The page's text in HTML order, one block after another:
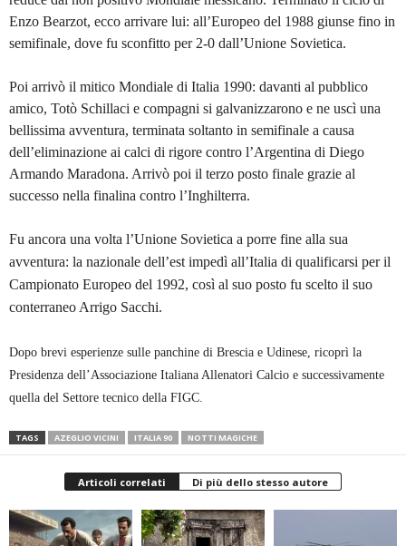
Enzo Bearzot, ecco arrivare lui: all’Europeo del 1988 giunse fino in
semifinale, dove fu sconfitto per 2-0 dall’Unione Sovietica.
Poi arrivò il mitico Mondiale di Italia 1990: davanti al pubblico
amico, Totò Schillaci e compagni si galvanizzarono e ne uscì una
bellissima avventura, terminata soltanto in semifinale a causa
dell’eliminazione ai calci di rigore contro l’Argentina di Diego
Armando Maradona. Arrivò poi il terzo posto finale grazie al
successo nella finalina contro l’Inghilterra.
Fu ancora una volta l’Unione Sovietica a porre fine alla sua
avventura: la nazionale dell’est impedì all’Italia di qualificarsi per il
Campionato Europeo del 1992, così al suo posto fu scelto il suo
conterraneo Arrigo Sacchi.
Dopo brevi esperienze sulle panchine di Brescia e Udinese, ricoprì la
Presidenza dell’Associazione Italiana Allenatori Calcio e successivamente
quella del Settore tecnico della FIGC.
TAGS AZEGLIO VICINI ITALIA 90 NOTTI MAGICHE
Articoli correlati Di più dello stesso autore